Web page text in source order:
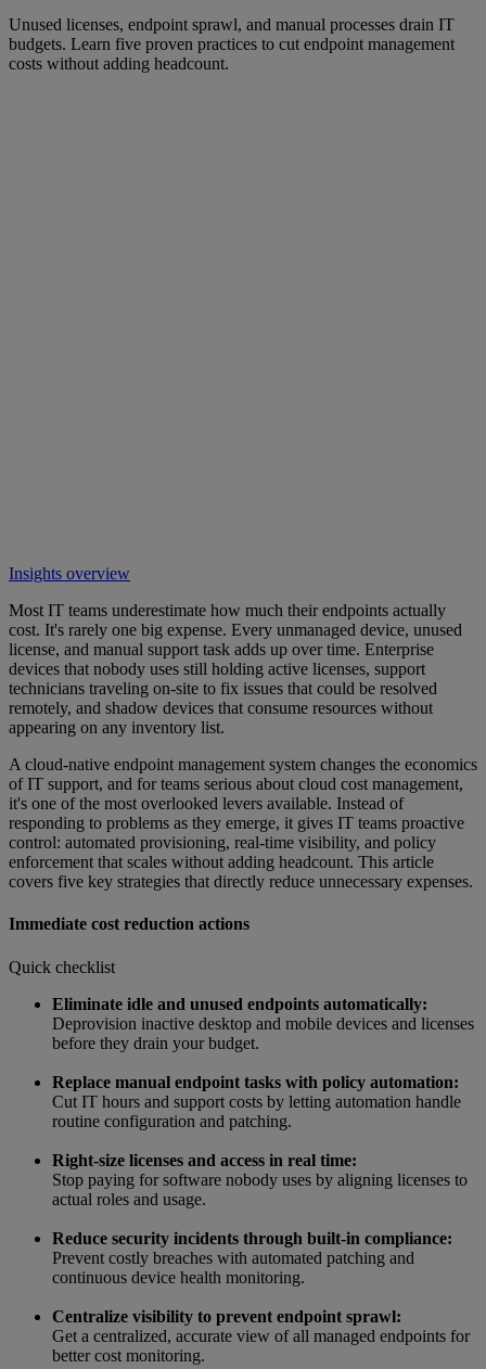
Unused licenses, endpoint sprawl, and manual processes drain IT
budgets. Learn five proven practices to cut endpoint management
costs without adding headcount.
Insights overview
Most IT teams underestimate how much their endpoints actually
cost. It's rarely one big expense. Every unmanaged device, unused
license, and manual support task adds up over time. Enterprise
devices that nobody uses still holding active licenses, support
technicians traveling on-site to fix issues that could be resolved
remotely, and shadow devices that consume resources without
appearing on any inventory list.
A cloud-native endpoint management system changes the economics
of IT support, and for teams serious about cloud cost management,
it's one of the most overlooked levers available. Instead of
responding to problems as they emerge, it gives IT teams proactive
control: automated provisioning, real-time visibility, and policy
enforcement that scales without adding headcount. This article
covers five key strategies that directly reduce unnecessary expenses.
Immediate cost reduction actions
Quick checklist
Eliminate idle and unused endpoints automatically:
Deprovision inactive desktop and mobile devices and licenses
before they drain your budget.
Replace manual endpoint tasks with policy automation:
Cut IT hours and support costs by letting automation handle
routine configuration and patching.
Right-size licenses and access in real time:
Stop paying for software nobody uses by aligning licenses to
actual roles and usage.
Reduce security incidents through built-in compliance:
Prevent costly breaches with automated patching and
continuous device health monitoring.
Centralize visibility to prevent endpoint sprawl:
Get a centralized, accurate view of all managed endpoints for
better cost monitoring.